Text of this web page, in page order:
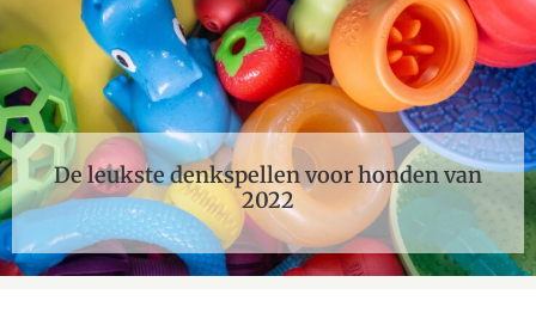
De leukste denkspellen voor honden van
2022